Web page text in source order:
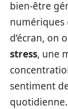
bien-être
d’écran, on
stress, une
sentiment
quotidienne.